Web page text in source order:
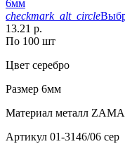
6мм
checkmark_alt_circle
13.21 р.
По 100 шт
Цвет серебро
Размер 6мм
Материал металл
Артикул 01-3146/06 сер